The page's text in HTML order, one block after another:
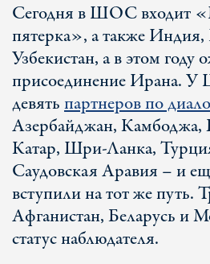
Сегодня в ШОС входит
пятерка», а также
Узбекистан, а в этом году
присоединение Ирана.
девятьпартнеров по
Азербайджан, Камбоджа,
Катар, Шри-Ланка,
Саудовская Аравия – и
вступили на тот же путь.
Афганистан, Беларусь и
статус наблюдателя.